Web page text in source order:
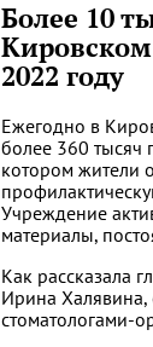
Более 10
2022 году
Ежегодно в
более 360 тысяч
котором жители
Учреждение
материалы,
Как рассказала
Ирина Халявина,
стоматологами-